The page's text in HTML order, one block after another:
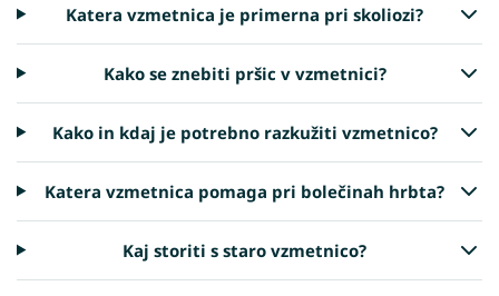
Katera vzmetnica je primerna pri skoliozi?
Kako se znebiti pršic v vzmetnici?
Kako in kdaj je potrebno razkužiti vzmetnico?
Katera vzmetnica pomaga pri bolečinah hrbta?
Kaj storiti s staro vzmetnico?